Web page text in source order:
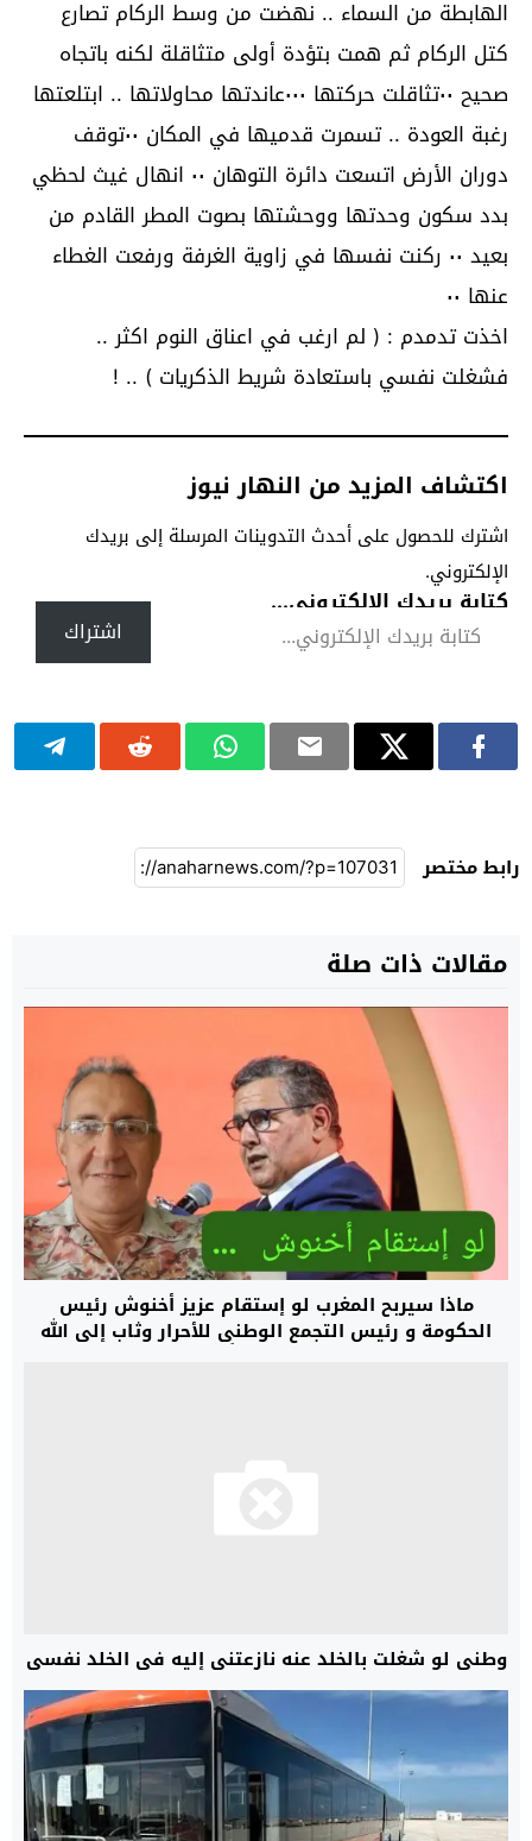
الهابطة من السماء .. نهضت من وسط الركام تصارع
كتل الركام ثم همت بتؤدة أولى متثاقلة لكنه باتجاه
صحيح ٠٠تثاقلت حركتها ٠٠٠عاندتها محاولاتها .. ابتلعتها
رغبة العودة .. تسمرت قدميها في المكان ٠٠توقف
دوران الأرض اتسعت دائرة التوهان ٠٠ انهال غيث لحظي
بدد سكون وحدتها ووحشتها بصوت المطر القادم من
بعيد ٠٠ ركنت نفسها في زاوية الغرفة ورفعت الغطاء
عنها ٠٠
اخذت تدمدم : ( لم ارغب في اعناق النوم اكثر ..
فشغلت نفسي باستعادة شريط الذكريات ) .. !
اكتشاف المزيد من النهار نيوز
اشترك للحصول على أحدث التدوينات المرسلة إلى بريدك
الإلكتروني.
كتابة بريدك الإلكتروني...
اشتراك
رابط مختصر
مقالات ذات صلة
ماذا سيربح المغرب لو إستقام عزيز أخنوش رئيس
الحكومة و رئيس التجمع الوطني للأحرار وثاب إلى الله
وطني لو شغلت بالخلد عنه نازعتني إليه في الخلد نفسي